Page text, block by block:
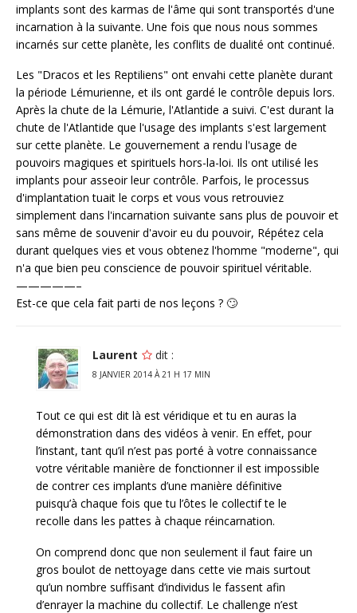
implants sont des karmas de l'âme qui sont transportés d'une
incarnation à la suivante. Une fois que nous nous sommes
incarnés sur cette planète, les conflits de dualité ont continué.
Les "Dracos et les Reptiliens" ont envahi cette planète durant
la période Lémurienne, et ils ont gardé le contrôle depuis lors.
Après la chute de la Lémurie, l'Atlantide a suivi. C'est durant la
chute de l'Atlantide que l'usage des implants s'est largement
sur cette planète. Le gouvernement a rendu l'usage de
pouvoirs magiques et spirituels hors-la-loi. Ils ont utilisé les
implants pour asseoir leur contrôle. Parfois, le processus
d'implantation tuait le corps et vous vous retrouviez
simplement dans l'incarnation suivante sans plus de pouvoir et
sans même de souvenir d'avoir eu du pouvoir, Répétez cela
durant quelques vies et vous obtenez l'homme "moderne", qui
n'a que bien peu conscience de pouvoir spirituel véritable.
—————–
Est-ce que cela fait parti de nos leçons ? 🙄
Laurent dit :
8 JANVIER 2014 À 21 H 17 MIN
Tout ce qui est dit là est véridique et tu en auras la
démonstration dans des vidéos à venir. En effet, pour
l’instant, tant qu’il n’est pas porté à votre connaissance
votre véritable manière de fonctionner il est impossible
de contrer ces implants d’une manière définitive
puisqu’à chaque fois que tu l’ôtes le collectif te le
recolle dans les pattes à chaque réincarnation.
On comprend donc que non seulement il faut faire un
gros boulot de nettoyage dans cette vie mais surtout
qu’un nombre suffisant d’individus le fassent afin
d’enrayer la machine du collectif. Le challenge n’est